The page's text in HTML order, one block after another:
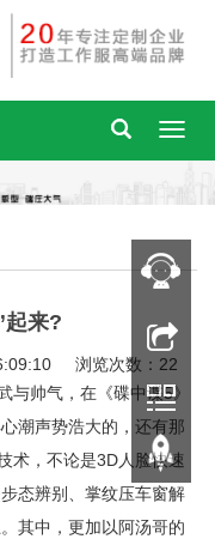
起来?
浏览次数：22
与帅气，在《碟中谍5》
潮声势浩大的，还有那
术，不论是3D人脸快速
态辨别、掌纹压车窗解
其中，更加以阿汤哥的